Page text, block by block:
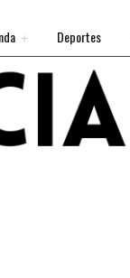
Deportes